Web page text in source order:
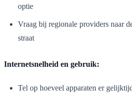
optie
Vraag bij regionale providers naar
straat
Internetsnelheid en gebruik:
Tel op hoeveel apparaten er